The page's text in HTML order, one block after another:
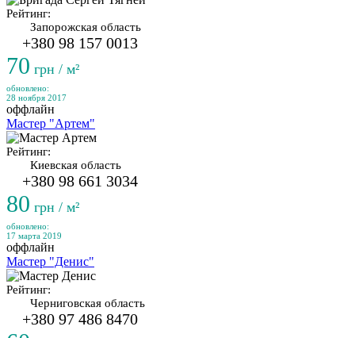
Рейтинг:
Запорожская область
+380 98 157 0013
70 грн / м²
обновлено:
28 ноября 2017
оффлайн
Мастер "Артем"
Рейтинг:
Киевская область
+380 98 661 3034
80 грн / м²
обновлено:
17 марта 2019
оффлайн
Мастер "Денис"
Рейтинг:
Черниговская область
+380 97 486 8470